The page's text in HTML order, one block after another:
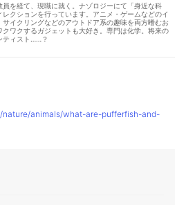
員を経て、現職に就く。ナゾロジーにて「身近な科
レクションを行っています。アニメ・ゲームなどのイ
サイクリングなどのアウトドア系の趣味を両方嗜むお
クワクするガジェットも大好き。専門は化学。将来の
ティスト……？
animals/what-are-pufferfish-and-